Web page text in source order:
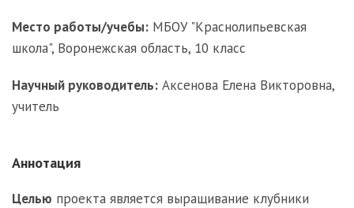
Место работы/учебы: МБОУ "Краснолипьевская
школа", Воронежская область, 10 класс
Научный руководитель: Аксенова Елена Викторовна,
учитель
Аннотация
Целью проекта является выращивание клубники